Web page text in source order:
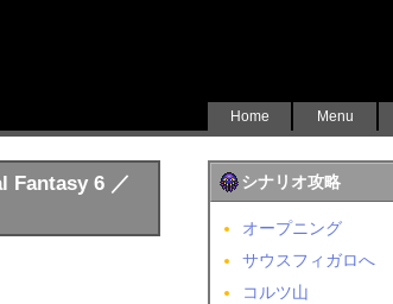
Home Menu
Fantasy 6 ／
シナリオ攻略
オープニング
サウスフィガロへ
コルツ山